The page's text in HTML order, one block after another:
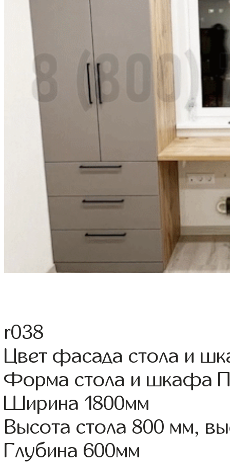
r038
Цвет фасада стола и
Форма стола и шкафа
Ширина 1800мм
Высота стола 800 мм,
Глубина 600мм